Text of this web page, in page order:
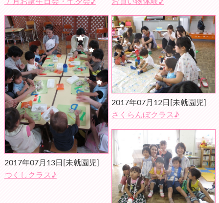
2017年07月13日 [未就園児]
つくしクラス♪
2017年07月12日 [未就園児]
さくらんぼクラス♪